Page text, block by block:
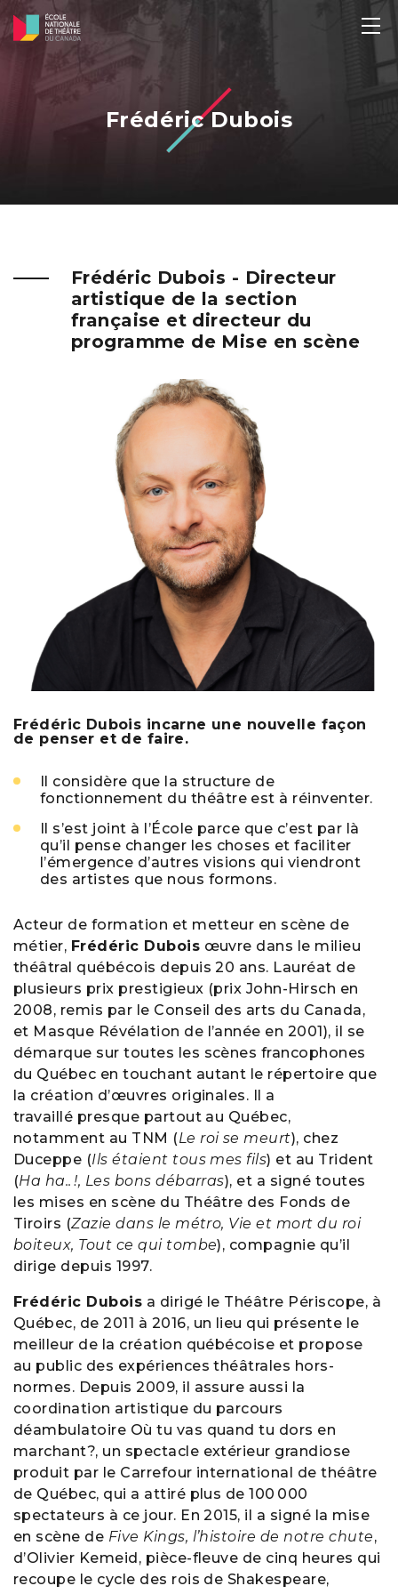
Frédéric Dubois
Frédéric Dubois - Directeur
artistique de la section
française et directeur du
programme de Mise en scène
Frédéric Dubois incarne une nouvelle façon
de penser et de faire.
Il considère que la structure de
fonctionnement du théâtre est à réinventer.
Il s’est joint à l’École parce que c’est par là
qu’il pense changer les choses et faciliter
l’émergence d’autres visions qui viendront
des artistes que nous formons.
Acteur de formation et metteur en scène de
métier, Frédéric Dubois œuvre dans le milieu
théâtral québécois depuis 20 ans. Lauréat de
plusieurs prix prestigieux (prix John-Hirsch en
2008, remis par le Conseil des arts du Canada,
et Masque Révélation de l’année en 2001), il se
démarque sur toutes les scènes francophones
du Québec en touchant autant le répertoire que
la création d’œuvres originales. Il a
travaillé presque partout au Québec,
notamment au TNM (Le roi se meurt), chez
Duceppe (Ils étaient tous mes fils) et au Trident
(Ha ha.. !, Les bons débarras), et a signé toutes
les mises en scène du Théâtre des Fonds de
Tiroirs (Zazie dans le métro, Vie et mort du roi
boiteux, Tout ce qui tombe), compagnie qu’il
dirige depuis 1997.
Frédéric Dubois a dirigé le Théâtre Périscope, à
Québec, de 2011 à 2016, un lieu qui présente le
meilleur de la création québécoise et propose
au public des expériences théâtrales hors-
normes. Depuis 2009, il assure aussi la
coordination artistique du parcours
déambulatoire Où tu vas quand tu dors en
marchant?, un spectacle extérieur grandiose
produit par le Carrefour international de théâtre
de Québec, qui a attiré plus de 100 000
spectateurs à ce jour. En 2015, il a signé la mise
en scène de Five Kings, l’histoire de notre chute,
d’Olivier Kemeid, pièce-fleuve de cinq heures qui
recoupe le cycle des rois de Shakespeare,